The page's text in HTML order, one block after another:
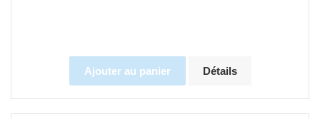
Ajouter au panier Détails